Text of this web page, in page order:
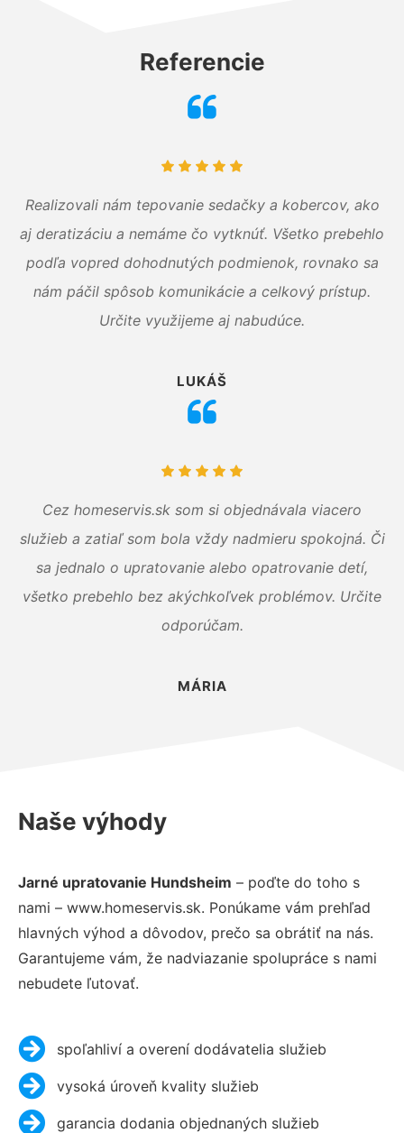
Referencie
Realizovali nám tepovanie sedačky a kobercov, ako
aj deratizáciu a nemáme čo vytknúť. Všetko prebehlo
podľa vopred dohodnutých podmienok, rovnako sa
nám páčil spôsob komunikácie a celkový prístup.
Určite využijeme aj nabudúce.
LUKÁŠ
Cez homeservis.sk som si objednávala viacero
služieb a zatiaľ som bola vždy nadmieru spokojná. Či
sa jednalo o upratovanie alebo opatrovanie detí,
všetko prebehlo bez akýchkoľvek problémov. Určite
odporúčam.
MÁRIA
Naše výhody
Jarné upratovanie Hundsheim – poďte do toho s
nami – www.homeservis.sk. Ponúkame vám prehľad
hlavných výhod a dôvodov, prečo sa obrátiť na nás.
Garantujeme vám, že nadviazanie spolupráce s nami
nebudete ľutovať.
spoľahliví a overení dodávatelia služieb
vysoká úroveň kvality služieb
garancia dodania objednaných služieb